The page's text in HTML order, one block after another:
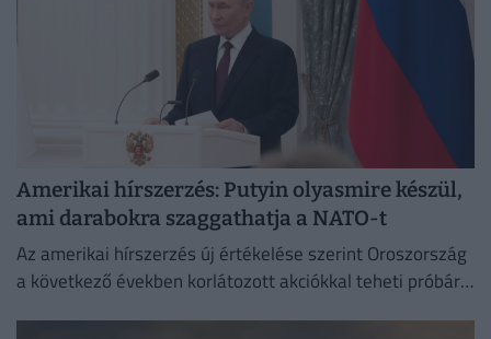
Amerikai hírszerzés: Putyin olyasmire készül,
ami darabokra szaggathatja a NATO-t
Az amerikai hírszerzés új értékelése szerint Oroszország
a következő években korlátozott akciókkal teheti próbára